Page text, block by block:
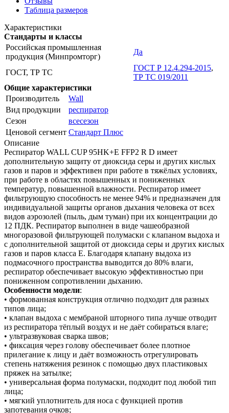
Таблица размеров
Характеристики
Стандарты и классы
Российская промышленная
продукция (Минпромторг)
Да
ГОСТ, ТР ТС
ГОСТ Р 12.4.294-2015,
ТР ТС 019/2011
Общие характеристики
Производитель
Wall
Вид продукции
респиратор
Сезон
всесезон
Ценовой сегмент Стандарт Плюс
Описание
Респиратор WALL CUP 95HK+E FFP2 R D имеет
дополнительную защиту от диоксида серы и других кислых
газов и паров и эффективен при работе в тяжёлых условиях,
при работе в областях повышенных и пониженных
температур, повышенной влажности. Респиратор имеет
фильтрующую способность не менее 94% и предназначен для
индивидуальной защиты органов дыхания человека от всех
видов аэрозолей (пыль, дым туман) при их концентрации до
12 ПДК. Респиратор выполнен в виде чашеобразной
многоразовой фильтрующей полумаски с клапаном выдоха и
с дополнительной защитой от диоксида серы и других кислых
газов и паров класса Е. Благодаря клапану выдоха из
подмасочного пространства выводится до 80% влаги,
респиратор обеспечивает высокую эффективностью при
пониженном сопротивлении дыханию.
Особенности модели:
• формованная конструкция отлично подходит для разных
типов лица;
• клапан выдоха с мембраной шторного типа лучше отводит
из респиратора тёплый воздух и не даёт собираться влаге;
• ультразвуковая сварка швов;
• фиксация через голову обеспечивает более плотное
прилегание к лицу и даёт возможность отрегулировать
степень натяжения резинок с помощью двух пластиковых
пряжек на затылке;
• универсальная форма полумаски, подходит под любой тип
лица;
• мягкий уплотнитель для носа с функцией против
запотевания очков;